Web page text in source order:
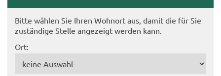
Bitte wäh­len Sie Ihren Wohn­ort aus, damit die für Sie
zu­stän­di­ge Stel­le an­ge­zeigt wer­den kann.
Ort: